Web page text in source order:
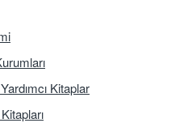
Kitaplar